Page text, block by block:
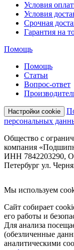
Условия
Условия
Срочная
Гарантия на
Помощь
Помощь
Статьи
Вопрос-ответ
Настройки cookie
персональных
Общество с
компания
ИНН 7842203290,
Петербург ул.
Мы используем
Сайт собирает
его работы и
Для анализа
(обезличенные
аналитическими